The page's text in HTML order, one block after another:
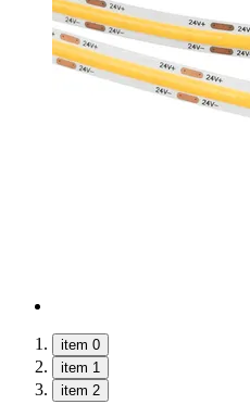
item 0
item 1
item 2